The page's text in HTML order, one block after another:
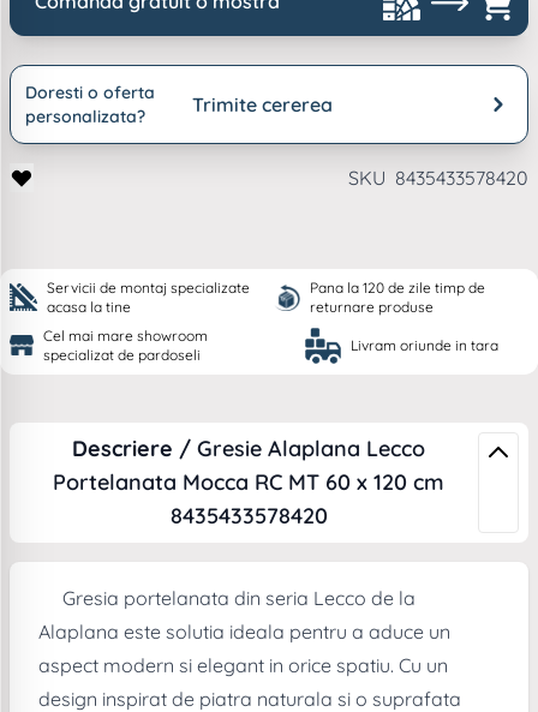
Doresti o oferta
personalizata?
Trimite cererea
SKU 8435433578420
Servicii de montaj specializate
acasa la tine
Pana la 120 de zile timp de
returnare produse
Cel mai mare showroom
specializat de pardoseli
Livram oriunde in tara
Descriere / Gresie Alaplana Lecco
Portelanata Mocca RC MT 60 x 120 cm
8435433578420
Gresia portelanata din seria Lecco de la
Alaplana este solutia ideala pentru a aduce un
aspect modern si elegant in orice spatiu. Cu un
design inspirat de piatra naturala si o suprafata